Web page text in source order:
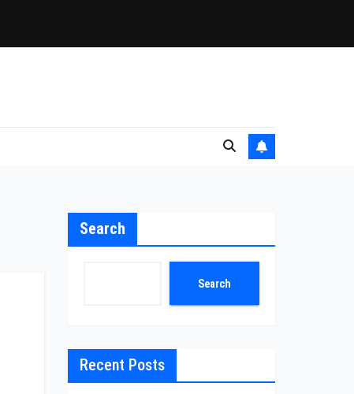
Search
Search
Recent Posts